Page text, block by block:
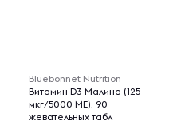
Bluebonnet Nutrition
Витамин D3 Малина (125
мкг/5000 МЕ), 90
жевательных табл